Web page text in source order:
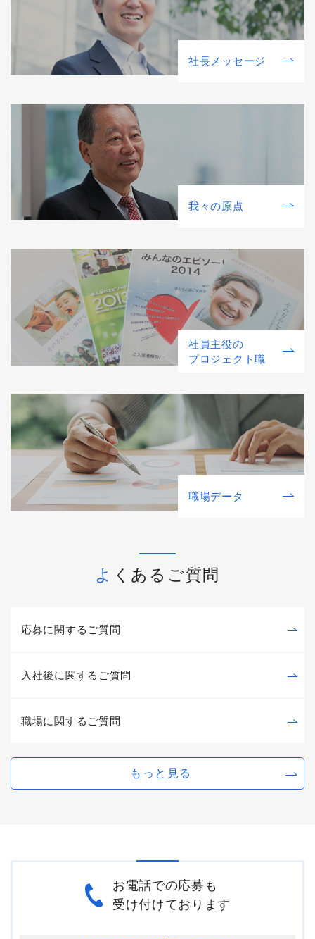
社⻑メッセージ
我々の原点
社員主役の
プロジェクト職
職場データ
よくあるご質問
応募に関するご質問
入社後に関するご質問
職場に関するご質問
もっと見る
お電話での応募も
受け付けております